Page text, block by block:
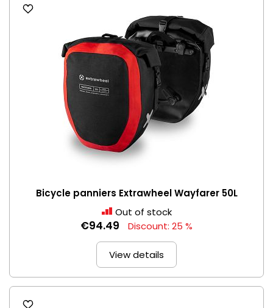
Bicycle panniers Extrawheel Wayfarer 50L
Out of stock
€94.49 Discount: 25 %
View details